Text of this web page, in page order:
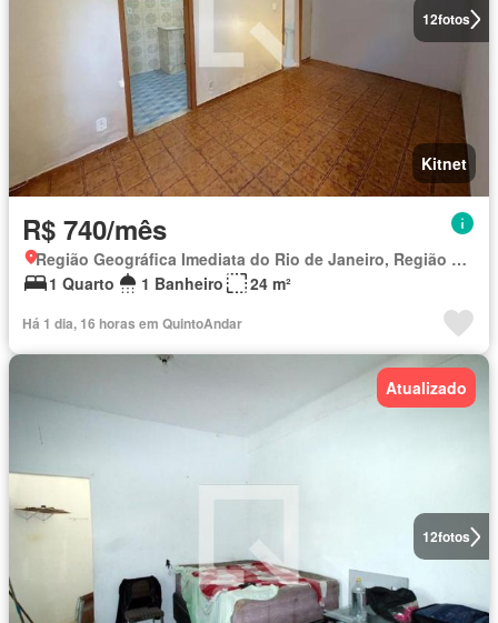
12fotos
Kitnet
R$ 740/mês
Região Geográfica Imediata do Rio de Janeiro, Região Metropolitana do Rio de Janeiro
1 Quarto
1 Banheiro 24 m²
Há 1 dia, 16 horas em QuintoAndar
12fotos
Atualizado